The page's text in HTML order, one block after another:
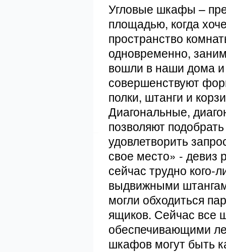
Угловые шкафы –
площадью, когда
пространство
одновременно,
вошли в наши дома и
совершенствуют
полки, штанги и
Диагональные,
позволяют
удовлетворить
свое место» - девиз
сейчас трудно
выдвижными
могли обходиться
ящиков. Сейчас
обеспечивающими
шкафов могут быть